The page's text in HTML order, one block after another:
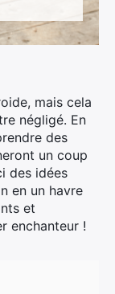
mais cela
négligé. En
des
un coup
des idées
en un havre
et
enchanteur !